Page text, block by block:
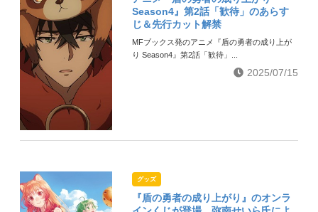
Season4』第2話「歓待」のあらす
じ＆先行カット解禁
MFブックス発のアニメ『盾の勇者の成り上が
り Season4』第2話「歓待」...
2025/07/15
グッズ
『盾の勇者の成り上がり』のオンラ